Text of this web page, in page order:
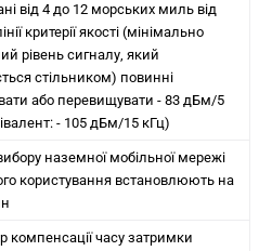
від 4 до 12 морських миль від
критерії якості (мінімально
рівень сигналу, який
стільником) повинні
або перевищувати - 83 дБм/5
- 105 дБм/15 кГц)
наземної мобільної мережі
користування встановлюють на
компенсації часу затримки